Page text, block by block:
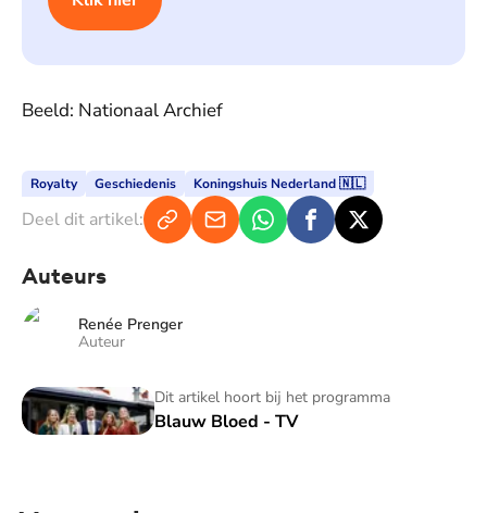
Beeld: Nationaal Archief
Royalty Geschiedenis Koningshuis Nederland 🇳🇱
Deel dit artikel:
Auteurs
Renée Prenger
Auteur
Dit artikel hoort bij het programma
Blauw Bloed - TV
Blauw Bloed - TV